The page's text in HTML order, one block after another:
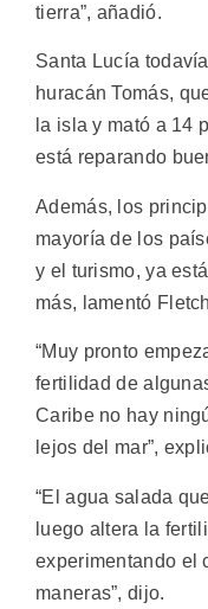
tierra”, añadió.
Santa Lucía
huracán Tomás,
la isla y mató a 14
está reparando
Además, los
mayoría de los
y el turismo, ya
más, lamentó
“Muy pronto
fertilidad de
Caribe no hay
lejos del mar”,
“El agua salada
luego altera la
experimentando el
maneras”, dijo.